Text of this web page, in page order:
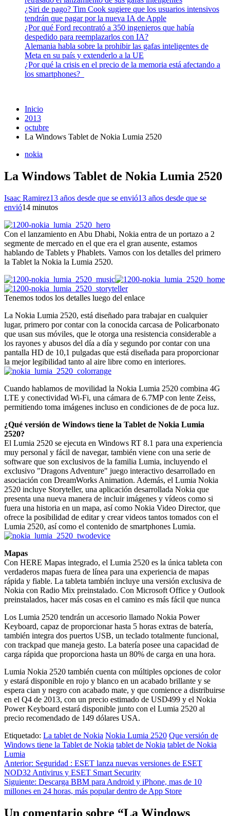
¿Siri de pago? Tim Cook sugiere que los usuarios intensivos
tendrán que pagar por la nueva IA de Apple
¿Por qué Ford recontrató a 350 ingenieros que había
despedido para reemplazarlos con IA?
Alemania habla sobre la prohibir las gafas inteligentes de
Meta en su país y extenderlo a la UE
¿Por qué la crisis en el precio de la memoria está afectando a
los smartphones?
Inicio
2013
octubre
La Windows Tablet de Nokia Lumia 2520
nokia
La Windows Tablet de Nokia Lumia 2520
Isaac Ramirez13 años desde que se envió13 años desde que se
envió14 minutos
Con el lanzamiento en Abu Dhabi, Nokia entra de un portazo a 2
segmente de mercado en el que era el gran ausente, estamos
hablando de Tablets y Phablets. Vamos con los detalles del primero
la Tablet la Nokia la Lumia 2520.
Tenemos todos los detalles luego del enlace
La Nokia Lumia 2520, está diseñado para trabajar en cualquier
lugar, primero por contar con la conocida carcasa de Policarbonato
que usan sus móviles, que le otorga una resistencia considerable a
los rayones y abusos del día a día y segundo por contar con una
pantalla HD de 10,1 pulgadas que está diseñada para proporcionar
la mejor legibilidad tanto al aire libre como en interiores.
Cuando hablamos de movilidad la Nokia Lumia 2520 combina 4G
LTE y conectividad Wi-Fi, una cámara de 6.7MP con lente Zeiss,
permitiendo toma imágenes incluso en condiciones de de poca luz.
¿Qué versión de Windows tiene la Tablet de Nokia Lumia
2520?
El Lumia 2520 se ejecuta en Windows RT 8.1 para una experiencia
muy personal y fácil de navegar, también viene con una serie de
software que son exclusivos de la familia Lumia, incluyendo el
exclusivo "Dragons Adventure" juego interactivo desarrollado en
asociación con DreamWorks Animation. Además, el Lumia Nokia
2520 incluye Storyteller, una aplicación desarrollada Nokia que
presenta una nueva manera de incluir imágenes y vídeos como si
fuera una historia en un mapa, así como Nokia Video Director, que
ofrece la posibilidad de editar y crear videos tantos tomados con el
Lumia 2520, así como el contenido de smartphones Lumia.
Mapas
Con HERE Mapas integrado, el Lumia 2520 es la única tableta con
verdaderos mapas fuera de línea para una experiencia de mapas
rápida y fiable. La tableta también incluye una versión exclusiva de
Nokia con Radio Mix preinstalado. Con Microsoft Office y Outlook
preinstalados, hacer más cosas en el camino es más fácil que nunca
Los Lumia 2520 tendrán un accesorio llamado Nokia Power
Keyboard, capaz de proporcionar hasta 5 horas extras de batería,
también integra dos puertos USB, un teclado totalmente funcional,
con trackpad que maneja gesto. La batería posee una capacidad de
carga rápida que proporciona hasta un 80% de carga en una hora.
Lumia Nokia 2520 también cuenta con múltiples opciones de color
y estará disponible en rojo y blanco en un acabado brillante y se
espera cian y negro con acabado mate, y que comience a distribuirse
en el Q4 de 2013, con un precio estimado de USD499 y el Nokia
Power Keyboard estará disponible junto con el Lumia 2520 al
precio recomendado de 149 dólares USA.
Etiquetado: La tablet de Nokia Nokia Lumia 2520 Que versión de
Windows tiene la Tablet de Nokia tablet de Nokia tablet de Nokia
Lumia
Navegación
de
entradas
Anterior: Seguridad : ESET lanza nuevas versiones de ESET
NOD32 Antivirus y ESET Smart Security
Siguiente: Descarga BBM para Android y iPhone, mas de 10
millones en 24 horas, más popular dentro de App Store
Un comentario sobre “La Windows